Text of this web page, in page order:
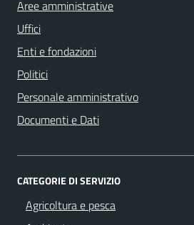
Aree amministrative
Uffici
Enti e fondazioni
Politici
Personale amministrativo
Documenti e Dati
CATEGORIE DI SERVIZIO
Agricoltura e pesca